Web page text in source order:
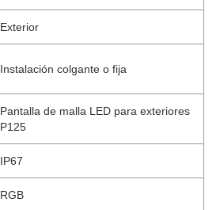
Exterior
Instalación colgante o fija
Pantalla de malla LED para exteriores
P125
IP67
RGB